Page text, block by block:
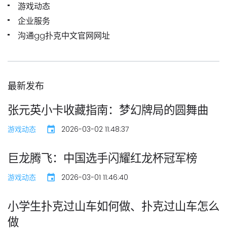
游戏动态
企业服务
沟通gg扑克中文官网网址
最新发布
张元英小卡收藏指南：梦幻牌局的圆舞曲
游戏动态 2026-03-02 11:48:37
巨龙腾飞：中国选手闪耀红龙杯冠军榜
游戏动态 2026-03-01 11:46:40
小学生扑克过山车如何做、扑克过山车怎么
做